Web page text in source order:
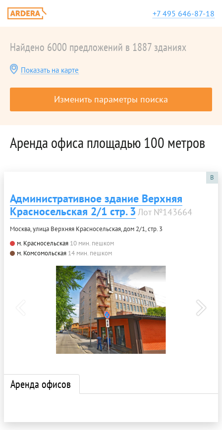
+7 495 646-87-18
Найдено 6000 предложений в 1887 зданиях
Показать на карте
Изменить параметры поиска
Аренда офиса площадью 100 метров
B
Административное здание Верхняя
Красносельская 2/1 стр. 3 Лот №143664
Москва, улица Верхняя Красносельская, дом 2/1, стр. 3
м. Красносельская 10 мин. пешком
м. Комсомольская 14 мин. пешком
Аренда офисов